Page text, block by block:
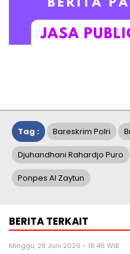
Tag : Bareskrim Polri
Djuhandhani Rahardjo Puro
Ponpes Al Zaytun
BERITA TERKAIT
Minggu, 28 Juni 2026 - 16:46 WIB